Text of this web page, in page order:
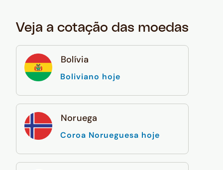
Veja a cotação das moedas
Bolívia
Boliviano hoje
Noruega
Coroa Norueguesa hoje